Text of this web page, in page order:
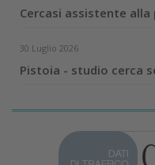
Cercasi assistente
30 Luglio 2026
Pistoia - studio cerca